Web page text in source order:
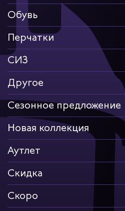
Обувь
Перчатки
СИЗ
Другое
Сезонное предложение
Новая коллекция
Аутлет
Скидка
Скоро